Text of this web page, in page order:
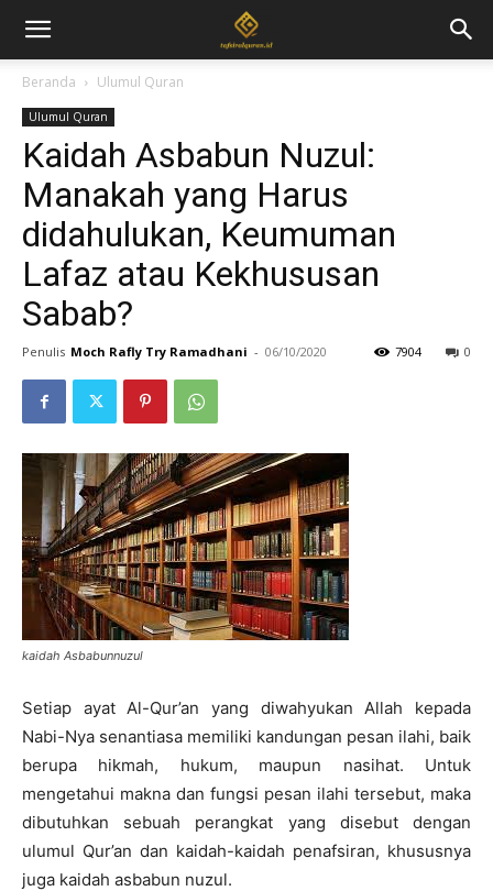
Beranda Ulumul Quran
Ulumul Quran
Kaidah Asbabun Nuzul:
Manakah yang Harus
didahulukan, Keumuman
Lafaz atau Kekhususan
Sabab?
Penulis Moch Rafly Try Ramadhani - 06/10/2020 0
7904
kaidah Asbabunnuzul
Setiap ayat Al-Qur’an yang diwahyukan Allah kepada
Nabi-Nya senantiasa memiliki kandungan pesan ilahi, baik
berupa hikmah, hukum, maupun nasihat. Untuk
mengetahui makna dan fungsi pesan ilahi tersebut, maka
dibutuhkan sebuah perangkat yang disebut dengan
ulumul Qur’an dan kaidah-kaidah penafsiran, khususnya
juga kaidah asbabun nuzul.